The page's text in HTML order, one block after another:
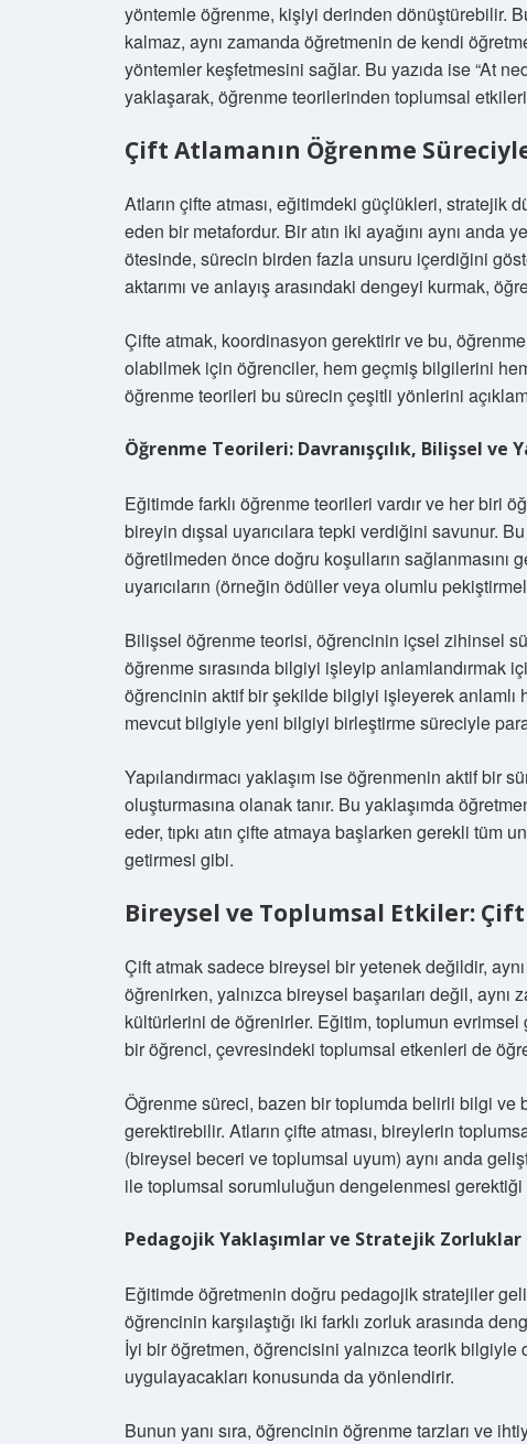
yöntemle öğrenme, kişiyi derinden dönüştürebilir.
kalmaz, aynı zamanda öğretmenin de kendi
yöntemler keşfetmesini sağlar. Bu yazıda ise “At
yaklaşarak, öğrenme teorilerinden toplumsal
Çift Atlamanın Öğrenme
Atların çifte atması, eğitimdeki güçlükleri, stratejik
eden bir metafordur. Bir atın iki ayağını aynı anda
ötesinde, sürecin birden fazla unsuru içerdiğini
aktarımı ve anlayış arasındaki dengeyi kurmak,
Çifte atmak, koordinasyon gerektirir ve bu,
olabilmek için öğrenciler, hem geçmiş bilgilerini
öğrenme teorileri bu sürecin çeşitli yönlerini
Öğrenme Teorileri: Davranışçılık, Bilişsel ve
Eğitimde farklı öğrenme teorileri vardır ve her biri
bireyin dışsal uyarıcılara tepki verdiğini savunur.
öğretilmeden önce doğru koşulların sağlanmasını
uyarıcıların (örneğin ödüller veya olumlu
Bilişsel öğrenme teorisi, öğrencinin içsel zihinsel
öğrenme sırasında bilgiyi işleyip anlamlandırmak
öğrencinin aktif bir şekilde bilgiyi işleyerek
mevcut bilgiyle yeni bilgiyi birleştirme süreciyle
Yapılandırmacı yaklaşım ise öğrenmenin aktif bir
oluşturmasına olanak tanır. Bu yaklaşımda
eder, tıpkı atın çifte atmaya başlarken gerekli tüm
getirmesi gibi.
Bireysel ve Toplumsal Etkiler:
Çift atmak sadece bireysel bir yetenek değildir,
öğrenirken, yalnızca bireysel başarıları değil, aynı
kültürlerini de öğrenirler. Eğitim, toplumun
bir öğrenci, çevresindeki toplumsal etkenleri de
Öğrenme süreci, bazen bir toplumda belirli bilgi
gerektirebilir. Atların çifte atması, bireylerin
(bireysel beceri ve toplumsal uyum) aynı anda
ile toplumsal sorumluluğun dengelenmesi
Pedagojik Yaklaşımlar ve Stratejik Zorluklar
Eğitimde öğretmenin doğru pedagojik stratejiler
öğrencinin karşılaştığı iki farklı zorluk arasında
İyi bir öğretmen, öğrencisini yalnızca teorik
uygulayacakları konusunda da yönlendirir.
Bunun yanı sıra, öğrencinin öğrenme tarzları ve